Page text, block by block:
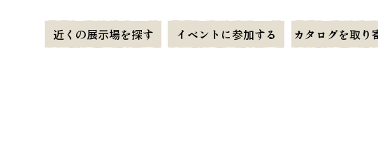
近くの展示場を探す イベントに参加する カタログを取り